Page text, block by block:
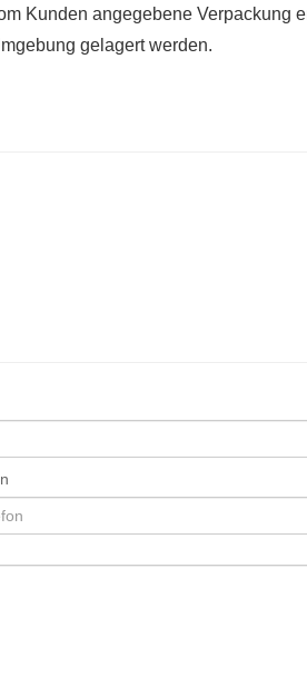
Kunden angegebene Verpackung
gelagert werden.